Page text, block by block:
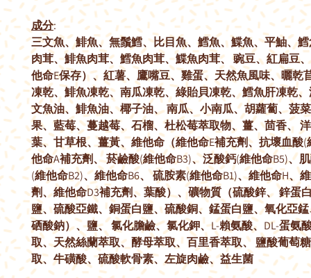
成分:
三文魚、鯡魚、無鬚鱈、比目魚、鱈魚、鰈魚、平鮋、
肉茸、鯡魚肉茸、鱈魚肉茸、鰈魚肉茸、 豌豆、紅扁豆
他命E保存）、紅薯、鷹嘴豆、雞蛋、天然魚風味、曬乾
凍乾、鯡魚凍乾、南瓜凍乾、綠貽貝凍乾、鱈魚肝凍乾
文魚油、鯡魚油、椰子油、 南瓜、小南瓜、胡蘿蔔、菠
果、藍莓、蔓越莓、石榴、杜松莓萃取物、薑、茴香、
葉、甘草根、薑黃、維他命（維他命E補充劑、抗壞血酸(
他命A補充劑、 菸鹼酸(維他命B3)、泛酸鈣(維他命B5)、
(維他命B2)、維他命B6、 硫胺素(維他命B1)、維他命H、
劑、維他命D3補充劑、葉酸）、礦物質（硫酸鋅、 鋅蛋
鹽、硫酸亞鐵、銅蛋白鹽、硫酸銅、錳蛋白鹽、氧化亞
硒酸鈉）、鹽、 氯化膽鹼、氯化鉀、L-賴氨酸、DL-蛋氨
取、天然絲蘭萃取、酵母萃取、百里香萃取、 鹽酸葡萄
取、牛磺酸、硫酸軟骨素、左旋肉鹼、益生菌